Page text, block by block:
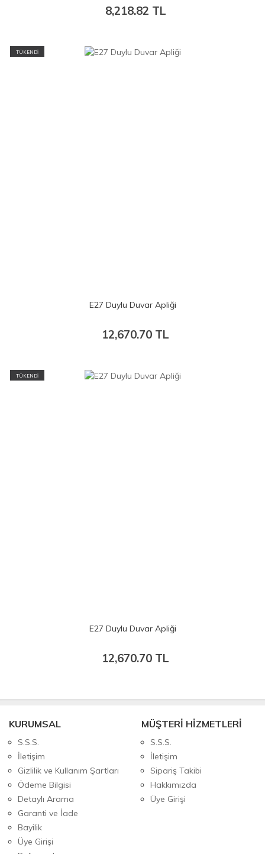
8,218.82 TL
TÜKENDİ
E27 Duylu Duvar Apliği
12,670.70 TL
TÜKENDİ
E27 Duylu Duvar Apliği
12,670.70 TL
KURUMSAL
S.S.S.
İletişim
Gizlilik ve Kullanım Şartları
Ödeme Bilgisi
Detaylı Arama
Garanti ve İade
Bayilik
Üye Girişi
MÜŞTERİ HİZMETLERİ
S.S.S.
İletişim
Sipariş Takibi
Hakkımızda
Üye Girişi